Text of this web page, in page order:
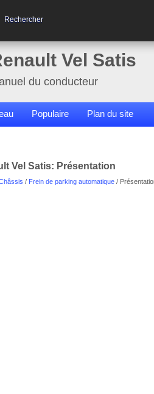
Rechercher
Vel Satis
du conducteur
Populaire Plan du site
Vel Satis: Présentation
/ Frein de parking automatique /